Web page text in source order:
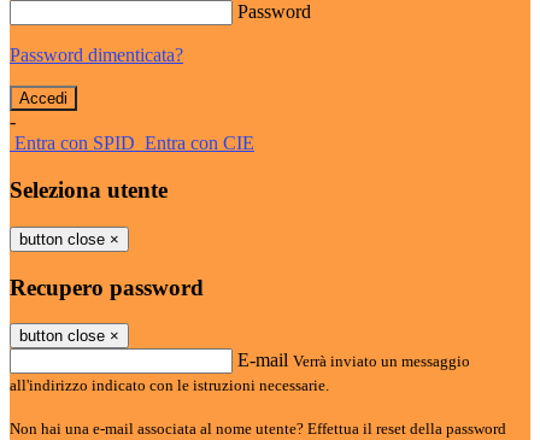
Password
Password dimenticata?
-
Entra con SPID Entra con CIE
Seleziona utente
button close ×
Recupero password
button close ×
E-mail Verrà inviato un messaggio
all'indirizzo indicato con le istruzioni necessarie.
Non hai una e-mail associata al nome utente? Effettua il reset della password